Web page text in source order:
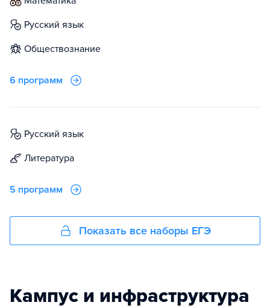
русский язык
обществознание
6 программ
русский язык
литература
5 программ
Показать все наборы ЕГЭ
Кампус и инфраструктура